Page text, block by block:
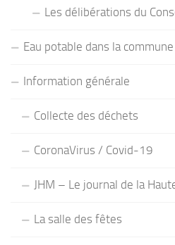
Les délibérations du
Eau potable dans la commune
Information générale
Collecte des déchets
CoronaVirus / Covid-19
JHM – Le journal de la
La salle des fêtes